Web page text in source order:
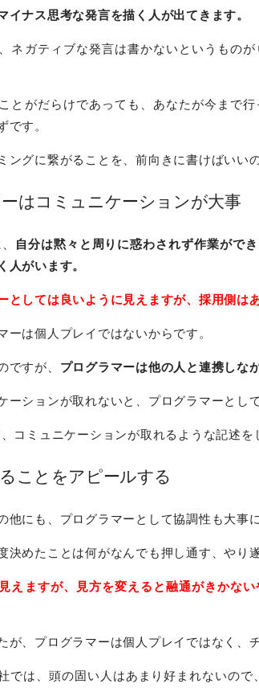
イナス思考な発言を描く人が出てきます。
ネガティブな発言は書かないというもの
とがだらけであっても、あなたが今まで
です。
ングに繋がることを、前向きに書けばいいの
はコミュニケーションが大事
自分は黙々と周りに惑わされず作業がで
人がいます。
としては良いように見えますが、採用側は
ーは個人プレイではないからです。
ですが、 プログラマーは他の人と連携しな
ーションが取れないと、プログラマーとし
コミュニケーションが取れるような記述を
ことをアピールする
他にも、プログラマーとして協調性も大事
決めたことは何がなんでも押し通す、やり
えますが、見方を変えると融通がきかな
が、プログラマーは個人プレイではなく、
では、頭の固い人はあまり好まれないの